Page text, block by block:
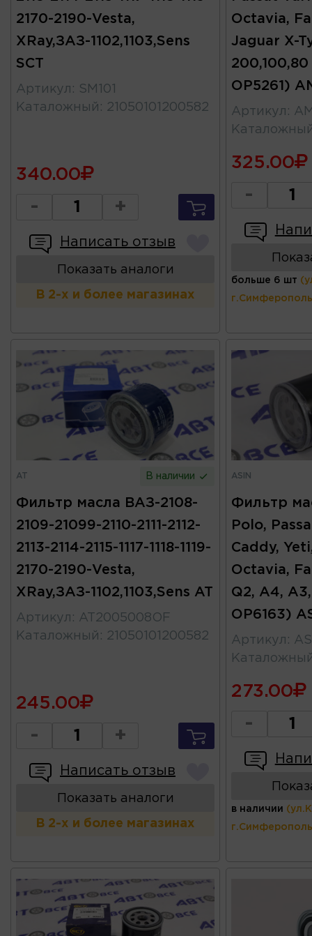
2170-2190-Vesta,
XRay,ЗАЗ-1102,1103,Sens
SCT
Артикул : SM101
Каталожный : 21050101200582
340.00
- +
Написать отзыв
Показать аналоги
В 2-х и более магазинах
Octavia,
Jaguar X-
OP5261)
Артикул :
325.00
-
больше 6 шт
AT В наличии
Фильтр масла ВАЗ-2108-
2109-21099-2110-2111-2112-
2113-2114-2115-1117-1118-1119-
2170-2190-Vesta,
XRay,ЗАЗ-1102,1103,Sens AT
Артикул : AT2005008OF
Каталожный : 21050101200582
245.00
- +
Написать отзыв
Показать аналоги
В 2-х и более магазинах
ASIN
Фильтр
Polo,
Caddy,
Octavia,
Q2, A4,
OP6163)
Артикул :
273.00
-
в наличии